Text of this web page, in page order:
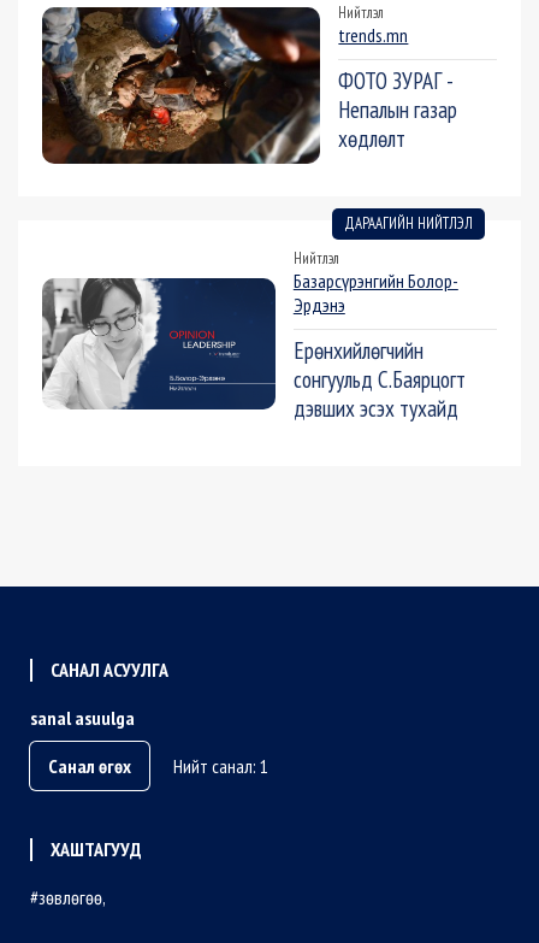
Нийтлэл
trends.mn
ФОТО ЗУРАГ -
Непалын газар
хөдлөлт
ДАРААГИЙН НИЙТЛЭЛ
Нийтлэл
Базарсүрэнгийн Болор-
Эрдэнэ
Ерөнхийлөгчийн
сонгуульд С.Баярцогт
дэвших эсэх тухайд
САНАЛ АСУУЛГА
sanal asuulga
Санал өгөх
Нийт санал: 1
ХАШТАГУУД
зөвлөгөө